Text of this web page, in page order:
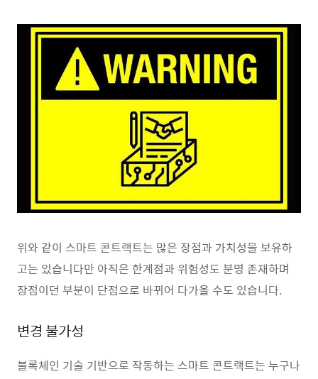
위와 같이 스마트 콘트랙트는 많은 장점과 가치성을 보유하
고는 있습니다만 아직은 한계점과 위험성도 분명 존재하며
장점이던 부분이 단점으로 바뀌어 다가올 수도 있습니다.
변경 불가성
블록체인 기술 기반으로 작동하는 스마트 콘트랙트는 누구나